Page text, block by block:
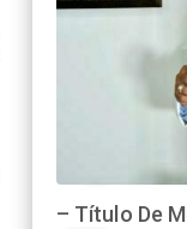
– Título De